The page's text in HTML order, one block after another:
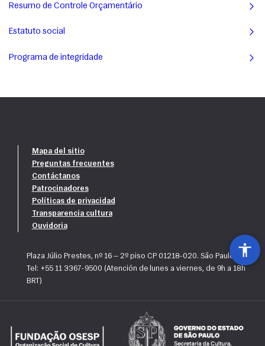
Resumo de Controle Orçamentário
Estatuto social
Programa de integridade
Mapa del sitio
Preguntas frecuentes
Contáctanos
Patrocinadores
Políticas de privacidad
Transparencia cultura
Ouvidoria
Plaza Júlio Prestes, nº 16 — 2º piso CP 01218-020. São Paulo, SP
Tel: +55 11 3367-9500 (Atención de lunes a viernes, de 9h a 18h
BRT)